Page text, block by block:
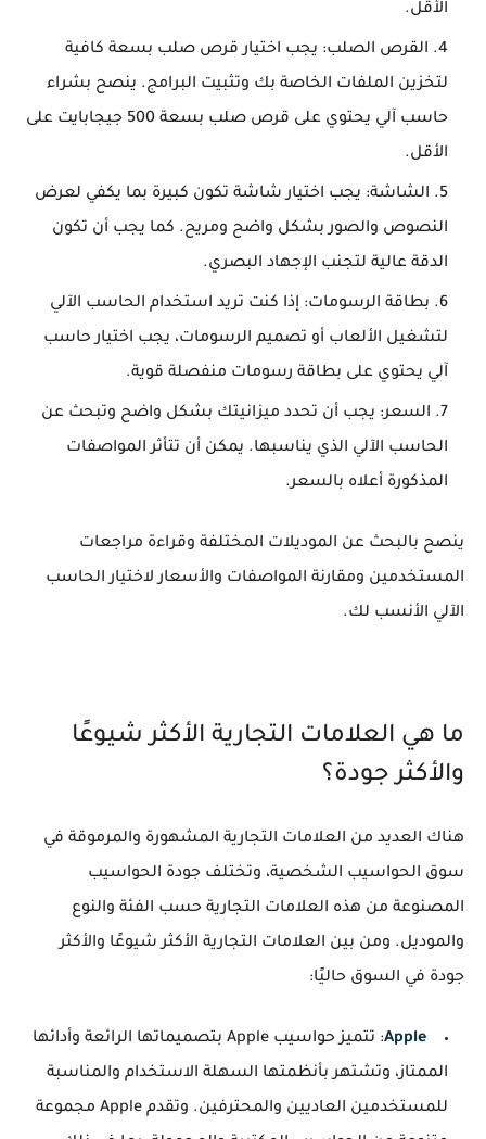
الأقل.
القرص الصلب: يجب اختيار قرص صلب بسعة كافية
لتخزين الملفات الخاصة بك وتثبيت البرامج. ينصح بشراء
حاسب آلي يحتوي على قرص صلب بسعة 500 جيجابايت على
الأقل.
الشاشة: يجب اختيار شاشة تكون كبيرة بما يكفي لعرض
النصوص والصور بشكل واضح ومريح. كما يجب أن تكون
الدقة عالية لتجنب الإجهاد البصري.
بطاقة الرسومات: إذا كنت تريد استخدام الحاسب الآلي
لتشغيل الألعاب أو تصميم الرسومات، يجب اختيار حاسب
آلي يحتوي على بطاقة رسومات منفصلة قوية.
السعر: يجب أن تحدد ميزانيتك بشكل واضح وتبحث عن
الحاسب الآلي الذي يناسبها. يمكن أن تتأثر المواصفات
المذكورة أعلاه بالسعر.
ينصح بالبحث عن الموديلات المختلفة وقراءة مراجعات
المستخدمين ومقارنة المواصفات والأسعار لاختيار الحاسب
الآلي الأنسب لك.
ما هي العلامات التجارية الأكثر شيوعًا
والأكثر جودة؟
هناك العديد من العلامات التجارية المشهورة والمرموقة في
سوق الحواسيب الشخصية، وتختلف جودة الحواسيب
المصنوعة من هذه العلامات التجارية حسب الفئة والنوع
والموديل. ومن بين العلامات التجارية الأكثر شيوعًا والأكثر
جودة في السوق حاليًا:
Apple
: تتميز حواسيب Apple بتصميماتها الرائعة وأدائها
الممتاز، وتشتهر بأنظمتها السهلة الاستخدام والمناسبة
للمستخدمين العاديين والمحترفين. وتقدم Apple مجموعة